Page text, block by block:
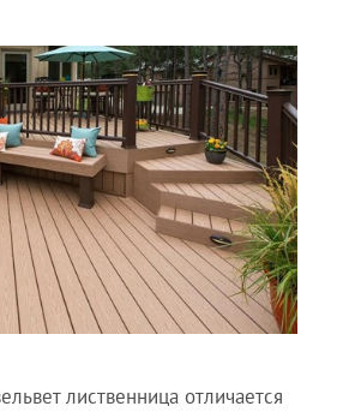
лиственница отличается